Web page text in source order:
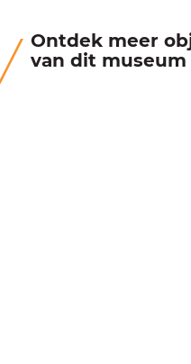
Ontdek meer
van dit museum